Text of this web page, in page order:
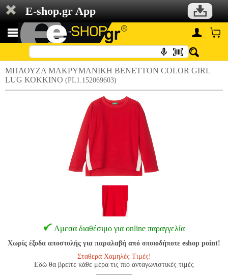
E-shop.gr App
ΜΠΛΟΥΖΑ ΜΑΚΡΥΜΑΝΙΚΗ BENETTON COLOR GIRL
LUG ΚΟΚΚΙΝΟ (PL1.152069603)
Αμεσα διαθέσιμο για online παραγγελία
Χωρίς έξοδα αποστολής για παραλαβή από οποιοδήποτε eshop point!
Σταθερά Χαμηλές Τιμές!
Εδώ θα βρείτε κάθε μέρα τις πιο ανταγωνιστικές τιμές